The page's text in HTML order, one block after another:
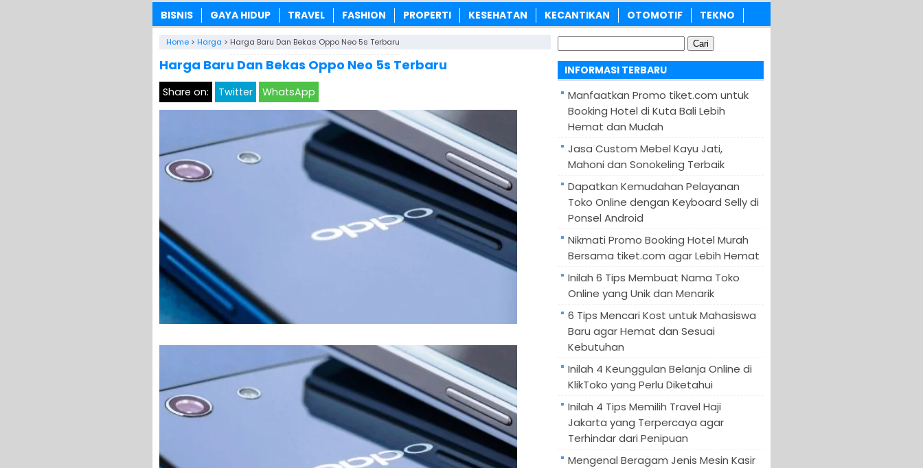
BISNIS GAYA HIDUP TRAVEL FASHION PROPERTI KESEHATAN KECANTIKAN OTOMOTIF TEKNO
Home > Harga > Harga Baru Dan Bekas Oppo Neo 5s Terbaru
Harga Baru Dan Bekas Oppo Neo 5s Terbaru
Share on: Twitter WhatsApp
untuk:
INFORMASI TERBARU
Manfaatkan Promo tiket.com untuk
Booking Hotel di Kuta Bali Lebih
Hemat dan Mudah
Jasa Custom Mebel Kayu Jati,
Mahoni dan Sonokeling Terbaik
Dapatkan Kemudahan Pelayanan
Toko Online dengan Keyboard Selly di
Ponsel Android
Nikmati Promo Booking Hotel Murah
Bersama tiket.com agar Lebih Hemat
Inilah 6 Tips Membuat Nama Toko
Online yang Unik dan Menarik
6 Tips Mencari Kost untuk Mahasiswa
Baru agar Hemat dan Sesuai
Kebutuhan
Inilah 4 Keunggulan Belanja Online di
KlikToko yang Perlu Diketahui
Inilah 4 Tips Memilih Travel Haji
Jakarta yang Terpercaya agar
Terhindar dari Penipuan
Mengenal Beragam Jenis Mesin Kasir